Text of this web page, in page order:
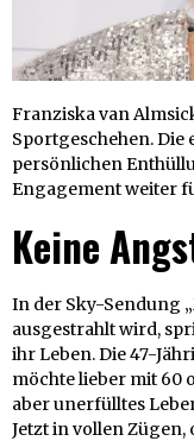
Franziska van
Sportgeschehen.
persönlichen
Engagement weiter
Keine
In der Sky-Sendung
ausgestrahlt wird,
ihr Leben. Die 47-
möchte lieber mit 60
aber unerfülltes
Jetzt in vollen Zügen,